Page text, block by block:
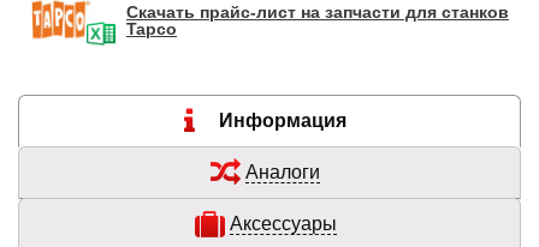
Скачать прайс-лист на запчасти для станков
Tapco
Информация
Аналоги
Аксессуары